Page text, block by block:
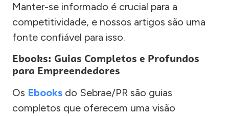
Manter-se informado é crucial para a
competitividade, e nossos artigos são uma
fonte confiável para isso.
Ebooks: Guias Completos e Profundos
para Empreendedores
Os Ebooks do Sebrae/PR são guias
completos que oferecem uma visão